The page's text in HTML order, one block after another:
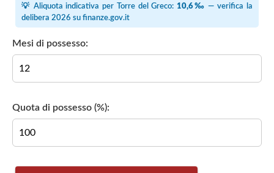
💡 Aliquota indicativa per Torre del Greco:10,6‰ — verifica la
delibera 2026 su finanze.gov.it
Mesi di possesso:
Quota di possesso (%):